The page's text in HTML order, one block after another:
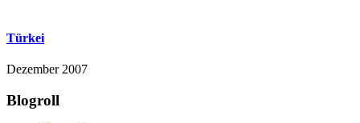
Türkei
Dezember 2007
Blogroll